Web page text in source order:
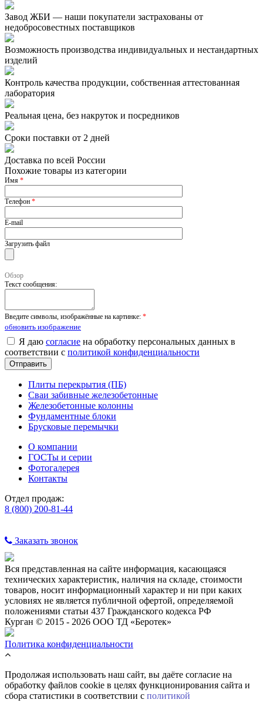
Завод ЖБИ — наши покупатели застрахованы от
недобросовестных поставщиков
Возможность производства индивидуальных и нестандартных
изделий
Контроль качества продукции, собственная аттестованная
лаборатория
Реальная цена, без накруток и посредников
Сроки поставки от 2 дней
Доставка по всей России
Похожие товары из категории
Имя *
Телефон *
E-mail
Загрузить файл
Обзор
Текст сообщения:
Введите символы, изображённые на картинке: *
обновить изображение
Я даю согласие на обработку персональных данных в
соответствии с политикой конфиденциальности
Плиты перекрытия (ПБ)
Сваи забивные железобетонные
Железобетонные колонны
Фундаментные блоки
Брусковые перемычки
О компании
ГОСТы и серии
Фотогалерея
Контакты
Отдел продаж:
8 (800) 200-81-44
Заказать звонок
Вся представленная на сайте информация, касающаяся
технических характеристик, наличия на складе, стоимости
товаров, носит информационный характер и ни при каких
условиях не является публичной офертой, определяемой
положениями статьи 437 Гражданского кодекса РФ
Курган © 2015 - 2026 ООО ТД «Беротек»
Политика конфиденциальности
Продолжая использовать наш сайт, вы даёте согласие на
обработку файлов cookie в целях функционирования сайта и
сбора статистики в соответствии с политикой